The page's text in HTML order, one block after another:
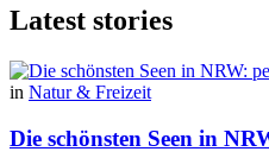
Latest stories
in Natur & Freizeit
Die schönsten Seen in